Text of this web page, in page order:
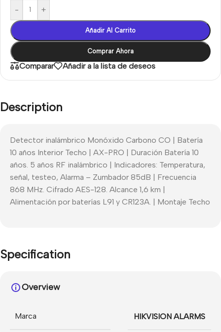
- +
Añadir Al Carrito
Comprar Ahora
Comparar Añadir a la lista de deseos
Description
Detector inalámbrico Monóxido Carbono CO | Batería
10 años Interior Techo | AX-PRO | Duración Batería 10
años. 5 años RF inalámbrico | Indicadores: Temperatura,
señal, testeo, Alarma – Zumbador 85dB | Frecuencia
868 MHz. Cifrado AES-128. Alcance 1,6 km |
Alimentación por baterías L91 y CR123A. | Montaje Techo
Specification
Overview
Marca HIKVISION ALARMS